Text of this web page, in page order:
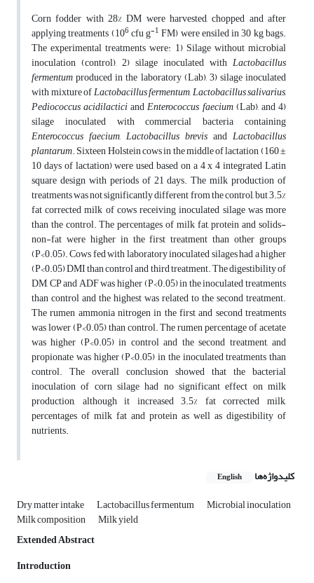
Corn fodder with 28% DM were harvested, chopped and after
applying treatments (106cfu g-1 FM) were ensiled in 30 kg bags.
The experimental treatments were: 1) Silage without microbial
inoculation (control), 2) silage inoculated with Lactobacillus
fermentumproduced in the laboratory (Lab), 3) silage inoculated
with mixture ofLactobacillus fermentum,Lactobacillus salivarius,
Pediococcus acidilacticiandEnterococcus faecium(Lab), and 4)
silage inoculated with commercial bacteria containing
Enterococcus faecium, Lactobacillus brevis and Lactobacillus
plantarum. Sixteen Holstein cows in the middle of lactation (160 ±
10 days of lactation) were used based on a 4 x 4 integrated Latin
square design with periods of 21 days. The milk production of
treatments was not significantly different from the control, but 3.5%
fat corrected milk of cows receiving inoculated silage was more
than the control. The percentages of milk fat, protein and solids-
non-fat were higher in the first treatment than other groups
(P<0.05). Cows fed with laboratory inoculated silages had a higher
(P<0.05) DMI than control and third treatment. The digestibility of
DM, CP and ADF was higher (P<0.05) in the inoculated treatments
than control and the highest was related to the second treatment.
The rumen ammonia nitrogen in the first and second treatments
was lower (P<0.05) than control. The rumen percentage of acetate
was higher (P<0.05) in control and the second treatment, and
propionate was higher (P<0.05) in the inoculated treatments than
control. The overall conclusion showed that the bacterial
inoculation of corn silage had no significant effect on milk
production, although it increased 3.5% fat corrected milk,
percentages of milk fat and protein as well as digestibility of
nutrients.
کلیدواژه‌ها English
Dry matter intake Lactobacillus fermentum Microbial inoculation
Milk composition
Milk yield
Extended Abstract
Introduction